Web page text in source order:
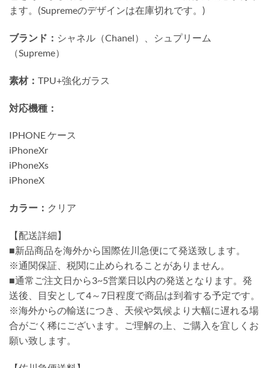
ます。(Supremeのデザインは在庫切れです。)
ブランド： シャネル（Chanel）、シュプリーム
（Supreme）
素材： TPU+強化ガラス
対応機種：
IPHONE ケース
iPhoneXr
iPhoneXs
iPhoneX
カラー： クリア
【配送詳細】
■新品商品を海外から国際佐川急便にて発送致します。
※通関保証、税関に止められることがありません。
■通常ご注文日から3~5営業日以内の発送となります。発
送後、目安として4～7日程度で商品は到着する予定です。
※海外からの輸送につき、天候や気候より大幅に遅れる場
合がごく稀にございます。ご理解の上、ご購入を宜しくお
願い致します。